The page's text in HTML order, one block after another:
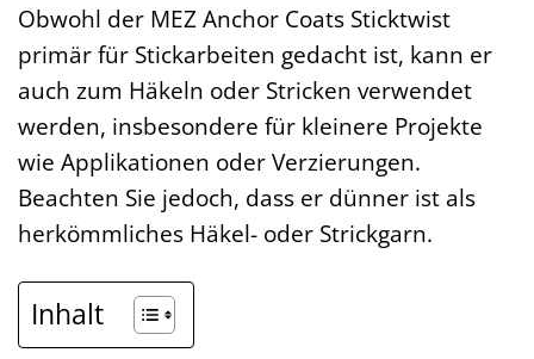
Obwohl der MEZ Anchor Coats Sticktwist
primär für Stickarbeiten gedacht ist, kann er
auch zum Häkeln oder Stricken verwendet
werden, insbesondere für kleinere Projekte
wie Applikationen oder Verzierungen.
Beachten Sie jedoch, dass er dünner ist als
herkömmliches Häkel- oder Strickgarn.
Inhalt